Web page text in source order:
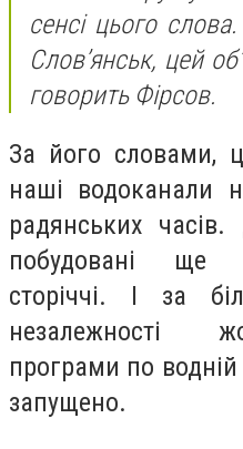
сенсі цього
Слов’янськ, цей
говорить Фірсов.
За його словами,
наші водоканали
радянських
побудовані ще
сторіччі. І за
незалежності
програми по водній
запущено.